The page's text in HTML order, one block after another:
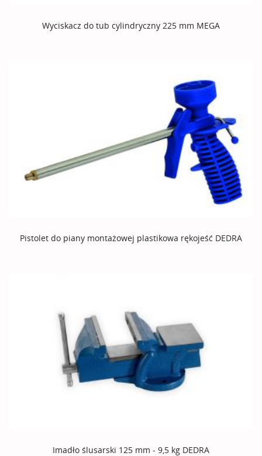
Wyciskacz do tub cylindryczny 225 mm MEGA
Pistolet do piany montażowej plastikowa rękojeść DEDRA
Imadło ślusarski 125 mm - 9,5 kg DEDRA